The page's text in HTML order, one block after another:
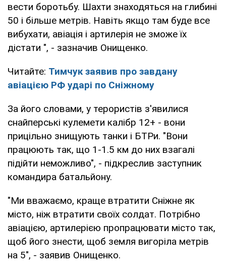
вести боротьбу. Шахти знаходяться на глибині
50 і більше метрів. Навіть якщо там буде все
вибухати, авіація і артилерія не зможе їх
дістати ", - зазначив Онищенко.
Читайте: Тимчук заявив про завдану
авіацією РФ ударі по Сніжному
За його словами, у терористів з'явилися
снайперські кулемети калібр 12+ - вони
прицільно знищують танки і БТРи. "Вони
працюють так, що 1-1.5 км до них взагалі
підійти неможливо", - підкреслив заступник
командира батальйону.
"Ми вважаємо, краще втратити Сніжне як
місто, ніж втратити своїх солдат. Потрібно
авіацією, артилерією пропрацювати місто так,
щоб його знести, щоб земля вигоріла метрів
на 5", - заявив Онищенко.